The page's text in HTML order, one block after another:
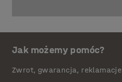
Jak możemy pomóc?
Zwrot, gwarancja, reklamacje